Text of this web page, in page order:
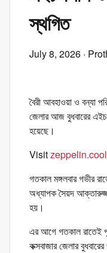
স্থগিত
July 8, 2026 ·
বৈরী আবহাওয়া ও বন্যা
জেলার আজ বুধবারের
হয়েছে।
Visitzeppelin.cool
গতকাল মঙ্গলবার গভীর
অধ্যাপক সৈয়দ
হয়।
এর আগে গতকাল রাতেই
কক্সবাজার জেলার